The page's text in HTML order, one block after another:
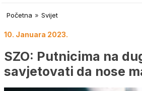
Početna » Svijet
10. Januara 2023.
SZO: Putnicima na
savjetovati da nose